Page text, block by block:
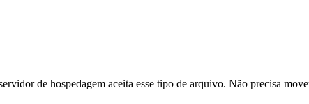
de hospedagem aceita esse tipo de arquivo. Não precisa